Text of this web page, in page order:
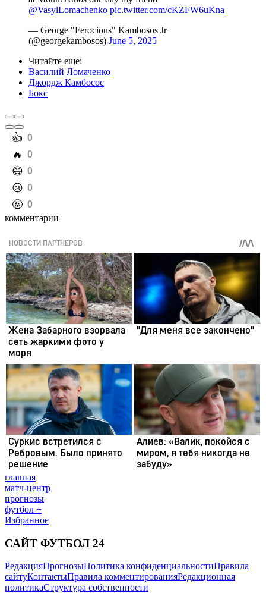
@VasylLomachenko pic.twitter.com/cKZFW6uKna
— George "Ferocious" Kambosos Jr
(@georgekambosos) June 5, 2025
Читайте еще:
Василий Ломаченко
Джордж Камбосос
Бокс
️👍 0
️🔥 0
️😄 0
️😢 0
️🤬 0
комментарии
главная
матч-центр
прогнозы
футбол +
Избранное
САЙТ ФУТБОЛ 24
РедакцияПрогнозыПолитика конфиденциальностиПравила
сайтуКонтактыПравила комментированияРедакционная
политикаСтруктура собственности